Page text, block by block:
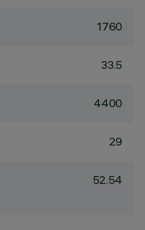
1760
33.5
4400
29
52.54